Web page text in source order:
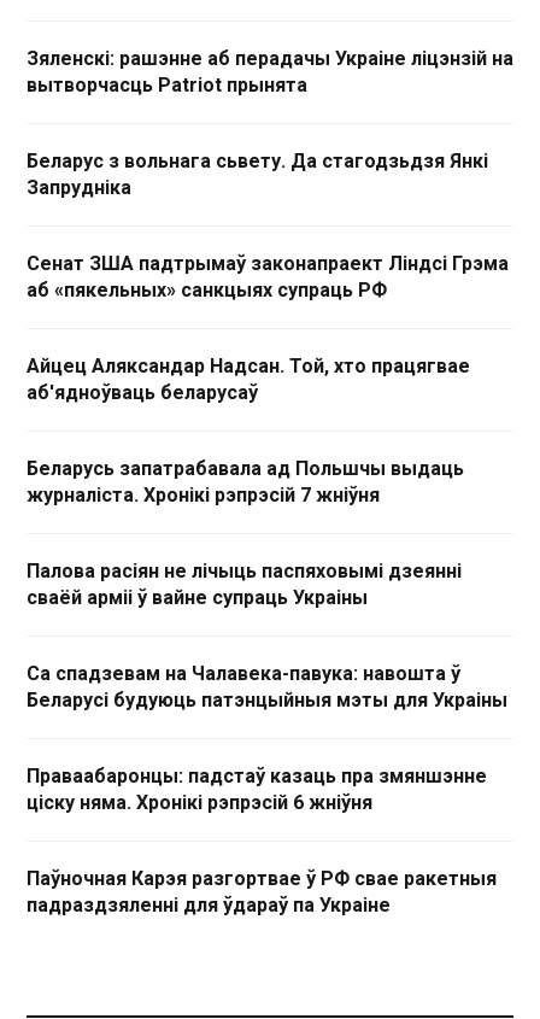
Зяленскі: рашэнне аб перадачы Украіне ліцэнзій на
вытворчасць Patriot прынята
Беларус з вольнага сьвету. Да стагодзьдзя Янкі
Запрудніка
Сенат ЗША падтрымаў законапраект Ліндсі Грэма
аб «пякельных» санкцыях супраць РФ
Айцец Аляксандар Надсан. Той, хто працягвае
аб'ядноўваць беларусаў
Беларусь запатрабавала ад Польшчы выдаць
журналіста. Хронікі рэпрэсій 7 жніўня
Палова расіян не лічыць паспяховымі дзеянні
сваёй арміі ў вайне супраць Украіны
Са спадзевам на Чалавека-павука: навошта ў
Беларусі будуюць патэнцыйныя мэты для Украіны
Праваабаронцы: падстаў казаць пра змяншэнне
ціску няма. Хронікі рэпрэсій 6 жніўня
Паўночная Карэя разгортвае ў РФ свае ракетныя
падраздзяленні для ўдараў па Украіне